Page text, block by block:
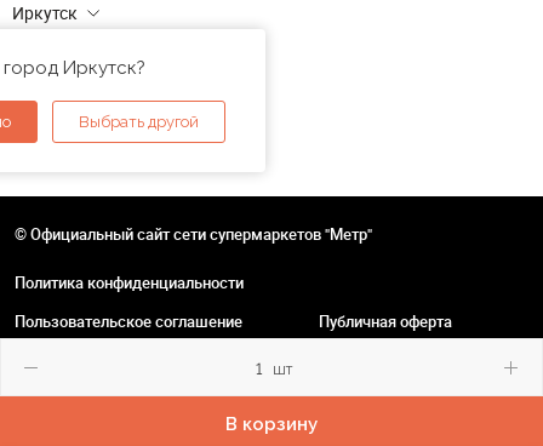
шт
В корзину
Иркутск
Иркутск?
Выбрать другой
© Официальный сайт сети супермаркетов "Метр"
Политика конфиденциальности
Пользовательское соглашение
Публичная оферта